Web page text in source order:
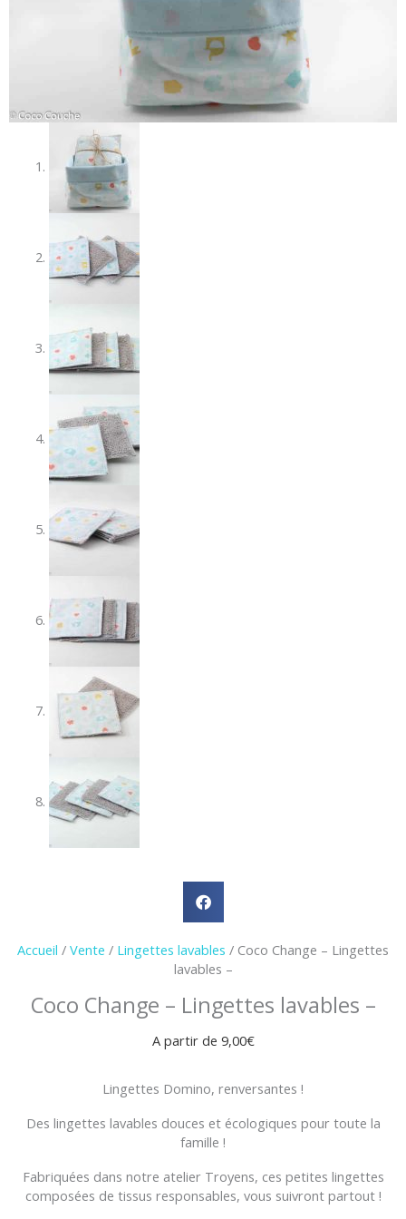
Accueil / Vente / Lingettes lavables / Coco Change – Lingettes
lavables –
Coco Change – Lingettes lavables –
A partir de 9,00€
Lingettes Domino, renversantes !
Des lingettes lavables douces et écologiques pour toute la
famille !
Fabriquées dans notre atelier Troyens, ces petites lingettes
composées de tissus responsables, vous suivront partout !